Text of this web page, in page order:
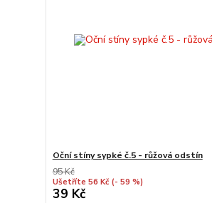
Oční stíny sypké č.5 - růžová odstín
95 Kč
Ušetříte 56 Kč (- 59 %)
39 Kč